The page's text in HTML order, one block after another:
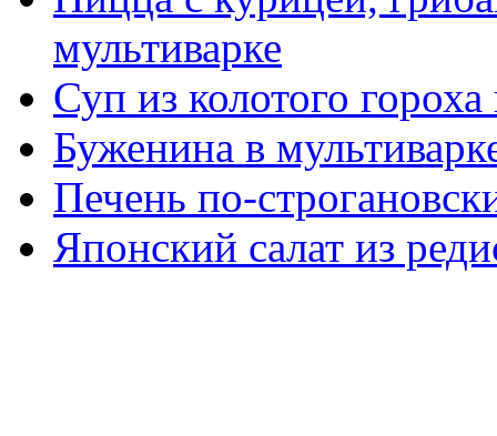
мультиварке
Суп из колотого
Буженина в
Печень по-
Японский салат из